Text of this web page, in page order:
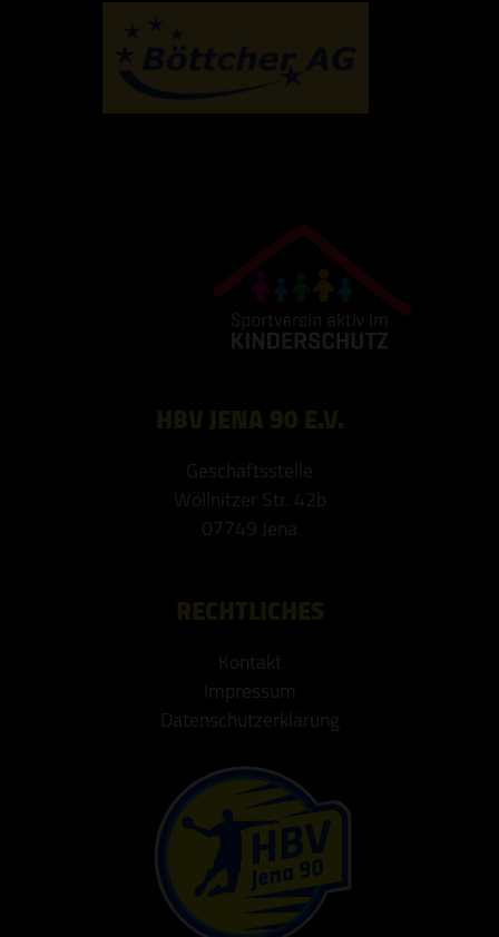
Geschäftsstelle
Wöllnitzer Str. 42b
07749 Jena
Kontakt
Impressum
Datenschutzerklärung